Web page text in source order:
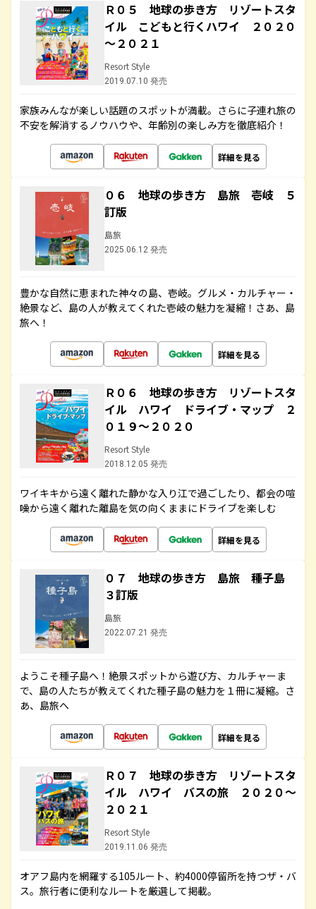
Ｒ０５ 地球の歩き方 リゾートスタ
イル こどもと行くハワイ ２０２０
～２０２１
Resort Style
2019.07.10 発売
家族みんなが楽しい話題のスポットが満載。さらに子連れ旅の
不安を解消するノウハウや、年齢別の楽しみ方を徹底紹介！
詳細を見る
０６ 地球の歩き方 島旅 壱岐 ５
訂版
島旅
2025.06.12 発売
豊かな自然に恵まれた神々の島、壱岐。グルメ・カルチャー・
絶景など、島の人が教えてくれた壱岐の魅力を凝縮！さあ、島
旅へ！
詳細を見る
Ｒ０６ 地球の歩き方 リゾートスタ
イル ハワイ ドライブ・マップ ２
０１９～２０２０
Resort Style
2018.12.05 発売
ワイキキから遠く離れた静かな入り江で過ごしたり、都会の喧
噪から遠く離れた離島を気の向くままにドライブを楽しむ
詳細を見る
０７ 地球の歩き方 島旅 種子島
３訂版
島旅
2022.07.21 発売
ようこそ種子島へ！絶景スポットから遊び方、カルチャーま
で、島の人たちが教えてくれた種子島の魅力を１冊に凝縮。さ
あ、島旅へ
詳細を見る
Ｒ０７ 地球の歩き方 リゾートスタ
イル ハワイ バスの旅 ２０２０～
２０２１
Resort Style
2019.11.06 発売
オアフ島内を網羅する105ルート、約4000停留所を持つザ・バ
ス。旅行者に便利なルートを厳選して掲載。